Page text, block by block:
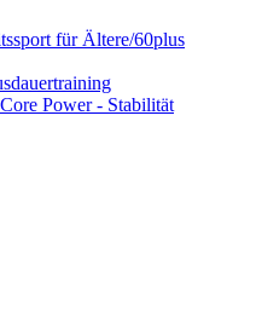
für Ältere/60plus
Power - Stabilität